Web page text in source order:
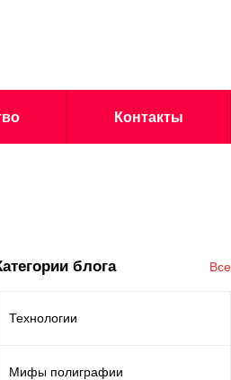
Контакты
блога Все
Технологии
Мифы полиграфии